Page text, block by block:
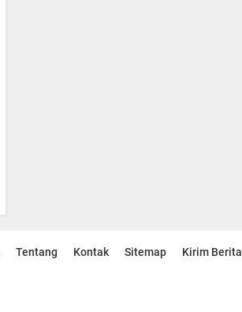
Tentang Kontak Sitemap Kirim Berita